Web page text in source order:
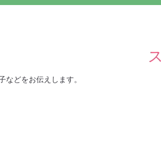
などをお伝えします。